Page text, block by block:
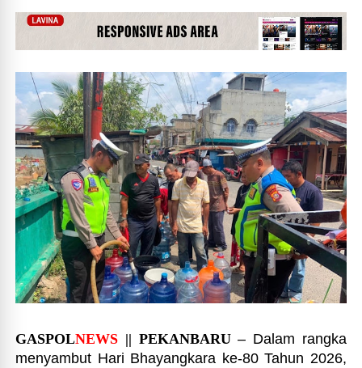
GASPOLNEWS || PEKANBARU– Dalam rangka
menyambut Hari Bhayangkara ke-80 Tahun 2026,